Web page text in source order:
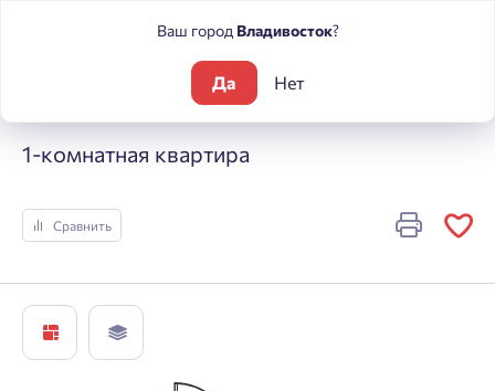
Погода
1-комнатная квартира
Сравнить
Ваш город Владивосток?
Да Нет